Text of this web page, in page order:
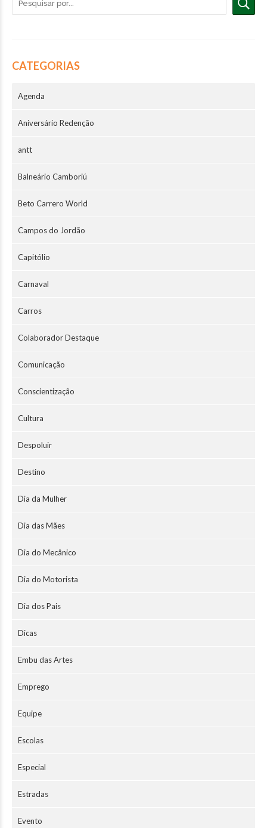
CATEGORIAS
Agenda
Aniversário Redenção
antt
Balneário Camboriú
Beto Carrero World
Campos do Jordão
Capitólio
Carnaval
Carros
Colaborador Destaque
Comunicação
Conscientização
Cultura
Despoluir
Destino
Dia da Mulher
Dia das Mães
Dia do Mecânico
Dia do Motorista
Dia dos Pais
Dicas
Embu das Artes
Emprego
Equipe
Escolas
Especial
Estradas
Evento